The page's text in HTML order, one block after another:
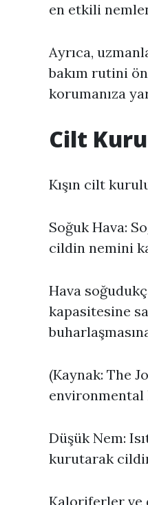
en etkili
Ayrıca,
bakım rutini
korumanıza
Cilt
Kışın cilt
Soğuk Hava:
cildin nemini
Hava
kapasitesine
(Kaynak: The
environmental
Düşük Nem:
kurutarak
Kaloriferler ve